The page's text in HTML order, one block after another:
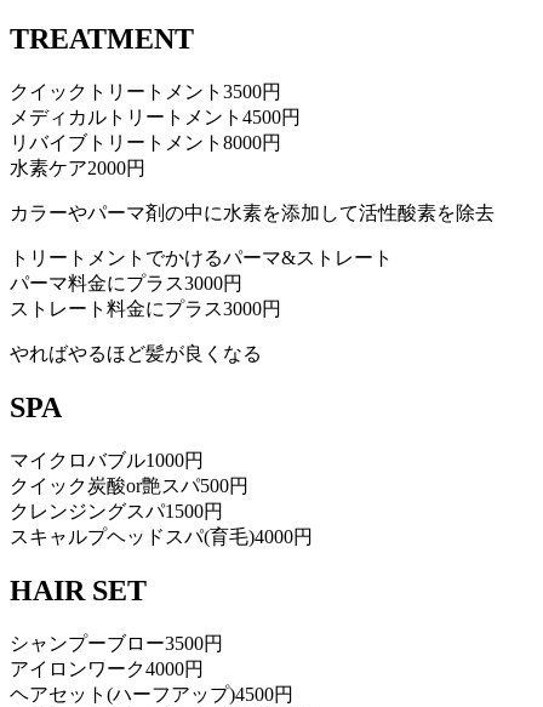
TREATMENT
クイックトリートメント 3500円
メディカルトリートメント 4500円
リバイブトリートメント 8000円
水素ケア2000円
カラーやパーマ剤の中に水素を添加して活性酸素を除去
トリートメントでかけるパーマ&ストレート
パーマ料金にプラス3000円
ストレート料金にプラス3000円
やればやるほど髪が良くなる
SPA
マイクロバブル1000円
クイック炭酸or艶スパ500円
クレンジングスパ1500円
スキャルプヘッドスパ(育毛)4000円
HAIR SET
シャンプーブロー3500円
アイロンワーク4000円
ヘアセット(ハーフアップ)4500円